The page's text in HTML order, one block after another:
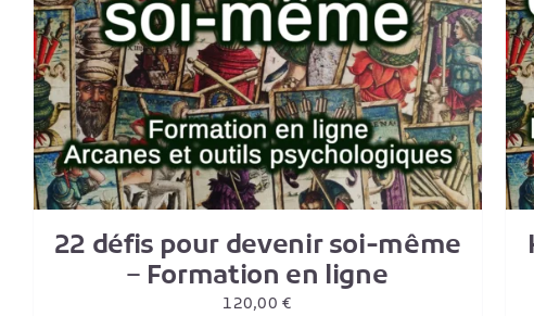
22 défis pour devenir soi-même
– Formation en ligne
120,00 €